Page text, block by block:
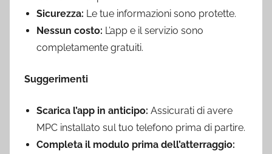
Sicurezza: Le tue informazioni sono protette.
Nessun costo: L’app e il servizio sono
completamente gratuiti.
Suggerimenti
Scarica l’app in anticipo: Assicurati di avere
MPC installato sul tuo telefono prima di partire.
Completa il modulo prima dell’atterraggio: